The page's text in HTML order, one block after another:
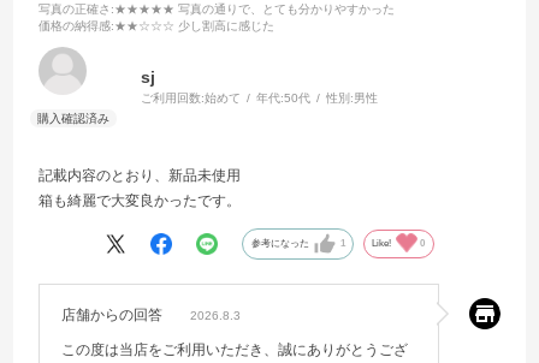
写真の正確さ :★★★★★ 写真の通りで、とても分かりやすかった
価格の納得感:★★☆☆☆ 少し割高に感じた
sj
ご利用回数:始めて 年代:50代 性別:男性
記載内容のとおり、新品未使用
箱も綺麗で大変良かったです。
参考になった 1 Like! 0
店舗からの回答 2026.8.3
この度は当店をご利用いただき、誠にありがとうござ